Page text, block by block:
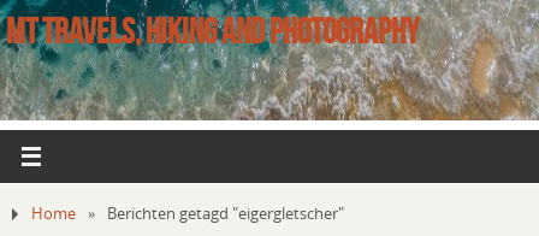
MT TRAVELS, HIKING AND PHOTOGRAPHY
Home » Berichten getagd "eigergletscher"